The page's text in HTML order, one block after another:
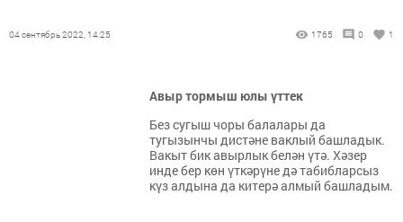
04 сентябрь 2022, 14:25 1765 0 1
Авыр тормыш юлы үттек
Без сугыш чоры балалары да
тугызынчы дистәне ваклый башладык.
Вакыт бик авырлык белән үтә. Хәзер
инде бер көн үткәрүне дә табибларсыз
күз алдына да китерә алмый башладым.